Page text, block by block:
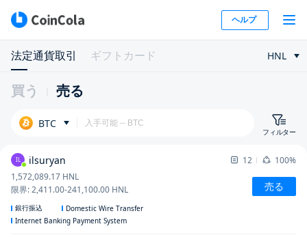
ヘルプ
法定通貨取引 ギフトカード HNL
買う 売る
BTC
フィルター
IL ilsuryan 12
100%
1,572,089.17 HNL
限界:2,411.00-241,100.00 HNL 売る
銀行振込
Domestic Wire Transfer
Internet Banking Payment System